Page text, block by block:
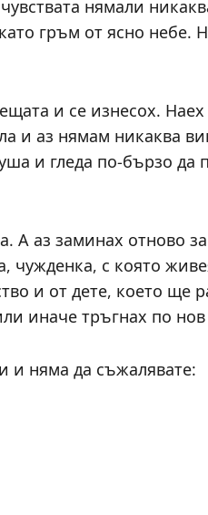
нямали
гръм от ясно небе.
и се изнесох.
и аз нямам никаква
и гледа по-бързо да
А аз заминах отново
чужденка, с която
и от дете, което ще
иначе тръгнах по
и няма да съжалявате: